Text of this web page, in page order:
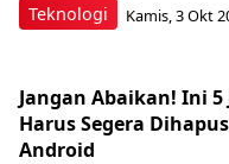
Teknologi Kamis, 3 Okt
Jangan Abaikan! Ini 5
Harus Segera
Android